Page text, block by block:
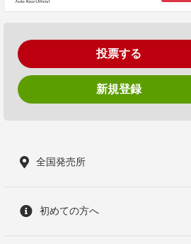
投票する
新規登録
全国発売所
初めての方へ